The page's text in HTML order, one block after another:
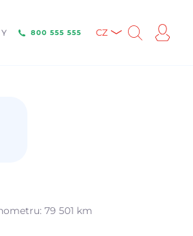
800 555 555 CZ
79 501 km